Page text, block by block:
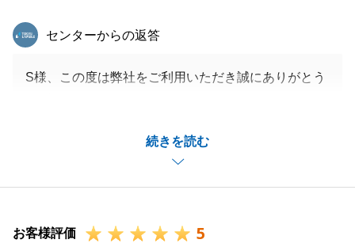
続きを読む
東急リバブル
センターからの返答
S様、この度は弊社をご利用いただき誠にありがとう
き、ホッと胸をなでおろすと同時に、大変嬉しく感じ
迅速・的確な対応は私共が最も大切にしていることの
な自信になります。
お客様評価 5